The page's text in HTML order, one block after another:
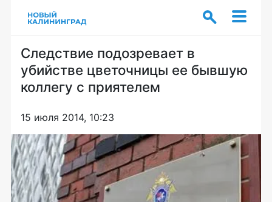
Следствие подозревает в
убийстве цветочницы ее бывшую
коллегу с приятелем
15 июля 2014, 10:23